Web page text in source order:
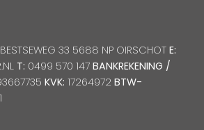
BESTSEWEG 33 5688 NP OIRSCHOT E:
T: 0499 570 147 BANKREKENING /
KVK: 17264972 BTW-